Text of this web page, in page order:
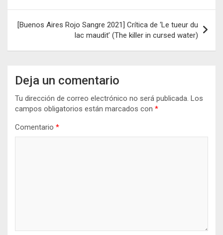
entradas
[Buenos Aires Rojo Sangre 2021] Crítica de ‘Le tueur du
lac maudit’ (The killer in cursed water)
Deja un comentario
Tu dirección de correo electrónico no será publicada. Los
campos obligatorios están marcados con *
Comentario *